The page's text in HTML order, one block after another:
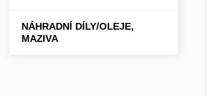
NÁHRADNÍ DÍLY/OLEJE,
MAZIVA